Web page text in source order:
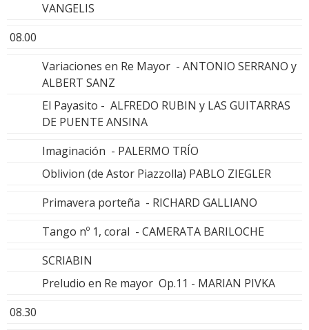
VANGELIS
08.00
Variaciones en Re Mayor - ANTONIO SERRANO y
ALBERT SANZ
El Payasito - ALFREDO RUBIN y LAS GUITARRAS
DE PUENTE ANSINA
Imaginación - PALERMO TRÍO
Oblivion (de Astor Piazzolla) PABLO ZIEGLER
Primavera porteña - RICHARD GALLIANO
Tango nº 1, coral - CAMERATA BARILOCHE
SCRIABIN
Preludio en Re mayor Op.11 - MARIAN PIVKA
08.30